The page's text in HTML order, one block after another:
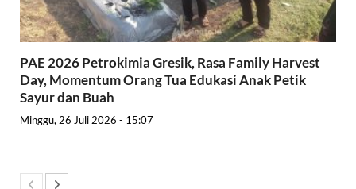
PAE 2026 Petrokimia Gresik, Rasa Family Harvest
Day, Momentum Orang Tua Edukasi Anak Petik
Sayur dan Buah
Minggu, 26 Juli 2026 - 15:07